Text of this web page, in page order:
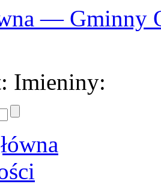
— Gminny
Imieniny: